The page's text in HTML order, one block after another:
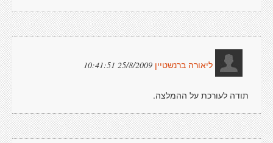
ליאורה ברנשטיין 25/8/2009 10:41:51
תודה לעורכת על ההמלצה.